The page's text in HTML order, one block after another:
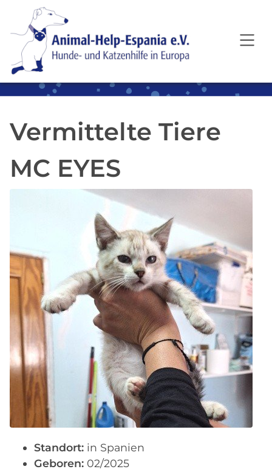
SKIP TO MAIN CONTENT
Vermittelte Tiere
MC EYES
Standort: in Spanien
Geboren: 02/2025